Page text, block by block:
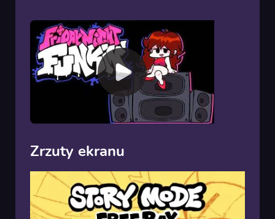
00:00/00:00
Zrzuty ekranu